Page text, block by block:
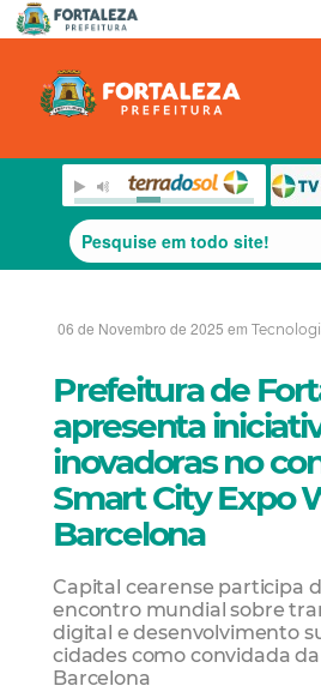
06 de Novembro de 2025 em
Prefeitura de
apresenta
inovadoras no
Smart City Expo
Barcelona
Capital cearense participa
encontro mundial sobre
digital e desenvolvimento
cidades como convidada
Barcelona